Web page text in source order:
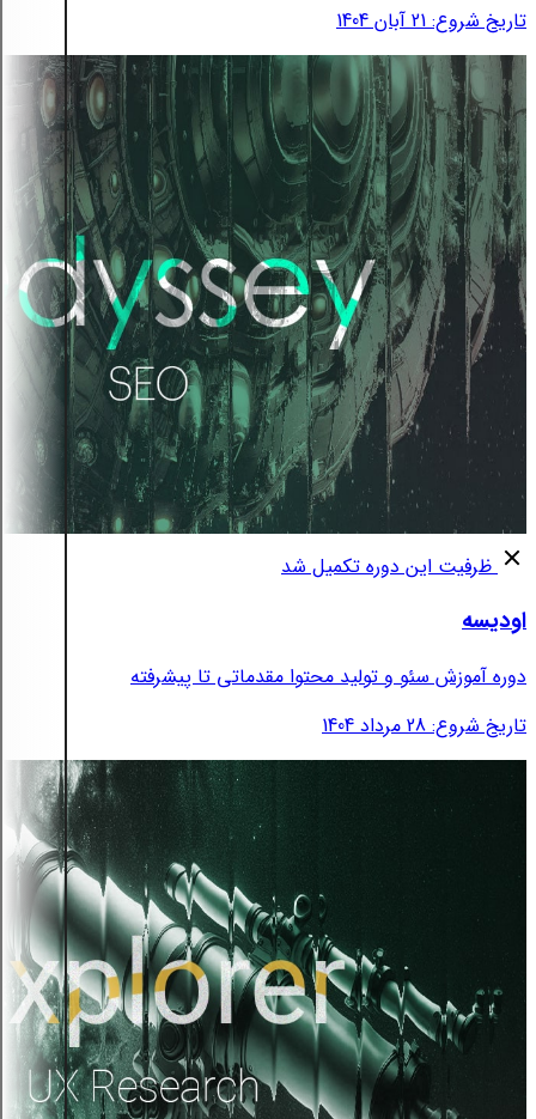
تاریخ شروع: 21 آبان 1404
ظرفیت این دوره تکمیل شد
اودیسه
دوره آموزش سئو و تولید محتوا مقدماتی تا پیشرفته
تاریخ شروع: 28 مرداد 1404